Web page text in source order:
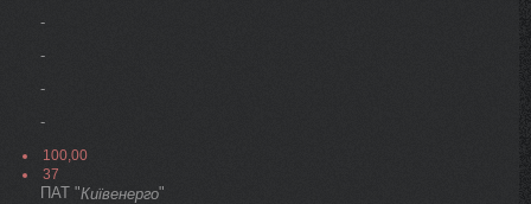
-
-
-
-
100,00
37
ПАТ "Київенерго"